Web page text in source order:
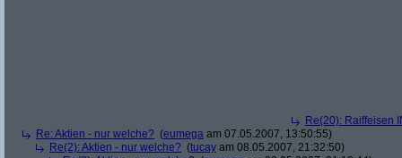
Re(20): Raiffeisen
Re: Aktien - nur welche? (eumega am 07.05.2007, 13:50:55)
Re(2): Aktien - nur welche? (tucay am 08.05.2007, 21:32:50)